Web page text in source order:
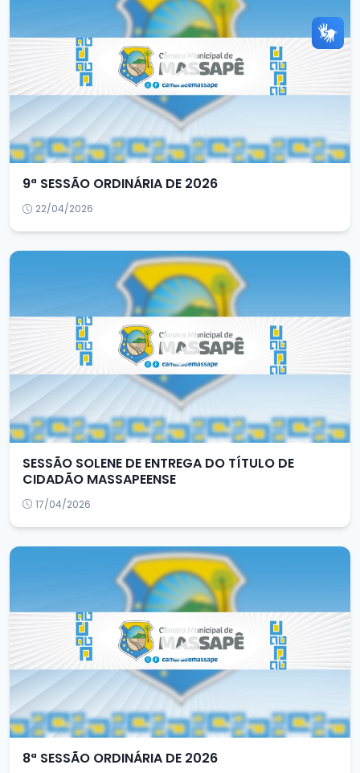
9ª SESSÃO ORDINÁRIA DE 2026
22/04/2026
SESSÃO SOLENE DE ENTREGA DO TÍTULO DE
CIDADÃO MASSAPEENSE
17/04/2026
8ª SESSÃO ORDINÁRIA DE 2026